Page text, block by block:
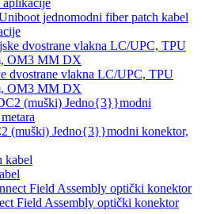
jednomodni fiber patch kabel
dvostrane vlakna LC/UPC, TPU
OM3 MM DX
(muški) Jedno{3}}modni konektor,
Field Assembly optički konektor